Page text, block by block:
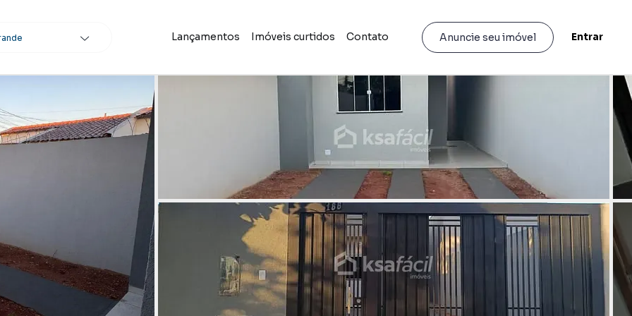
Lançamentos Imóveis curtidos Contato Anuncie seu imóvel Entrar